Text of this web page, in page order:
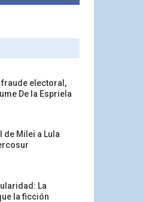
fraude electoral,
De la Espriela
de Milei a Lula
La
la ficción